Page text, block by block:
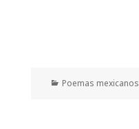
Categorías
Poemas mexicanos